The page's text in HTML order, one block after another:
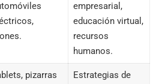
empresarial,
educación virtual,
recursos
humanos.
pizarras
Estrategias de